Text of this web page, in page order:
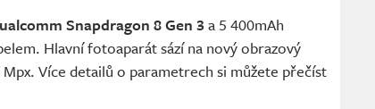
Snapdragon 8 Gen 3a 5 400mAh
Hlavní fotoaparát sází na nový obrazový
Více detailů o parametrech si můžete přečíst